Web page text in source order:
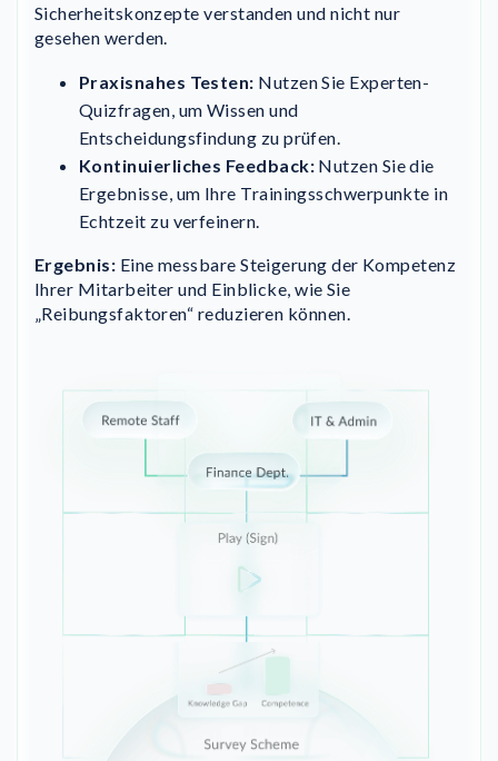
Sicherheitskonzepte verstanden und nicht nur
gesehen werden.
Praxisnahes Testen: Nutzen Sie Experten-
Quizfragen, um Wissen und
Entscheidungsfindung zu prüfen.
Kontinuierliches Feedback:Nutzen Sie die
Ergebnisse, um Ihre Trainingsschwerpunkte in
Echtzeit zu verfeinern.
Ergebnis: Eine messbare Steigerung der Kompetenz
Ihrer Mitarbeiter und Einblicke, wie Sie
„Reibungsfaktoren“ reduzieren können.